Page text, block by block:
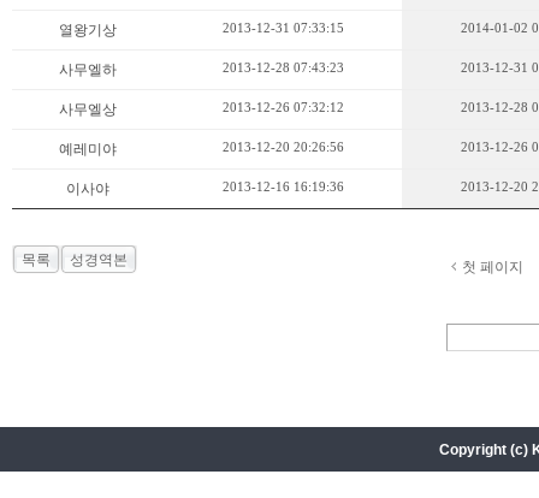
열왕기상 2013-12-31 07:33:15 2014-01-02
사무엘하 2013-12-28 07:43:23 2013-12-31
사무엘상 2013-12-26 07:32:12 2013-12-28
예레미야 2013-12-20 20:26:56 2013-12-26
이사야 2013-12-16 16:19:36 2013-12-20
목록 성경역본 첫 페이지
Copyright (c)